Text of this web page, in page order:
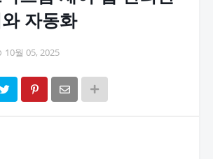
자동화
10월 05, 2025